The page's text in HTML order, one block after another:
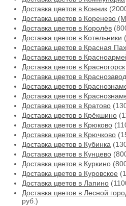
Доставка цветов в Конник
Доставка цветов в Коренево
Доставка цветов в Королёв
Доставка цветов в Котельники
Доставка цветов в Красная
Доставка цветов в
Доставка цветов в Красногорск
Доставка цветов в
Доставка цветов в
Доставка цветов в
Доставка цветов в Кратово
Доставка цветов в Крёкшино
Доставка цветов в Крюково
Доставка цветов в Крючково
Доставка цветов в Кубинка
Доставка цветов в Кунцево
Доставка цветов в Куркино
Доставка цветов в Куровское
Доставка цветов в Лапино
Доставка цветов в Лесной
руб.)